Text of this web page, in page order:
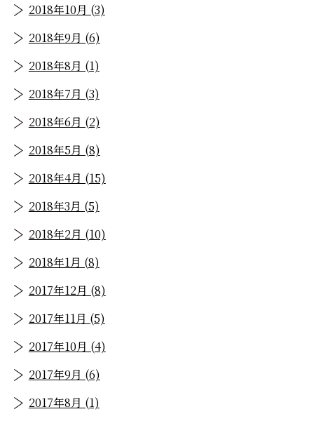
2018年10月 (3)
2018年9月 (6)
2018年8月 (1)
2018年7月 (3)
2018年6月 (2)
2018年5月 (8)
2018年4月 (15)
2018年3月 (5)
2018年2月 (10)
2018年1月 (8)
2017年12月 (8)
2017年11月 (5)
2017年10月 (4)
2017年9月 (6)
2017年8月 (1)